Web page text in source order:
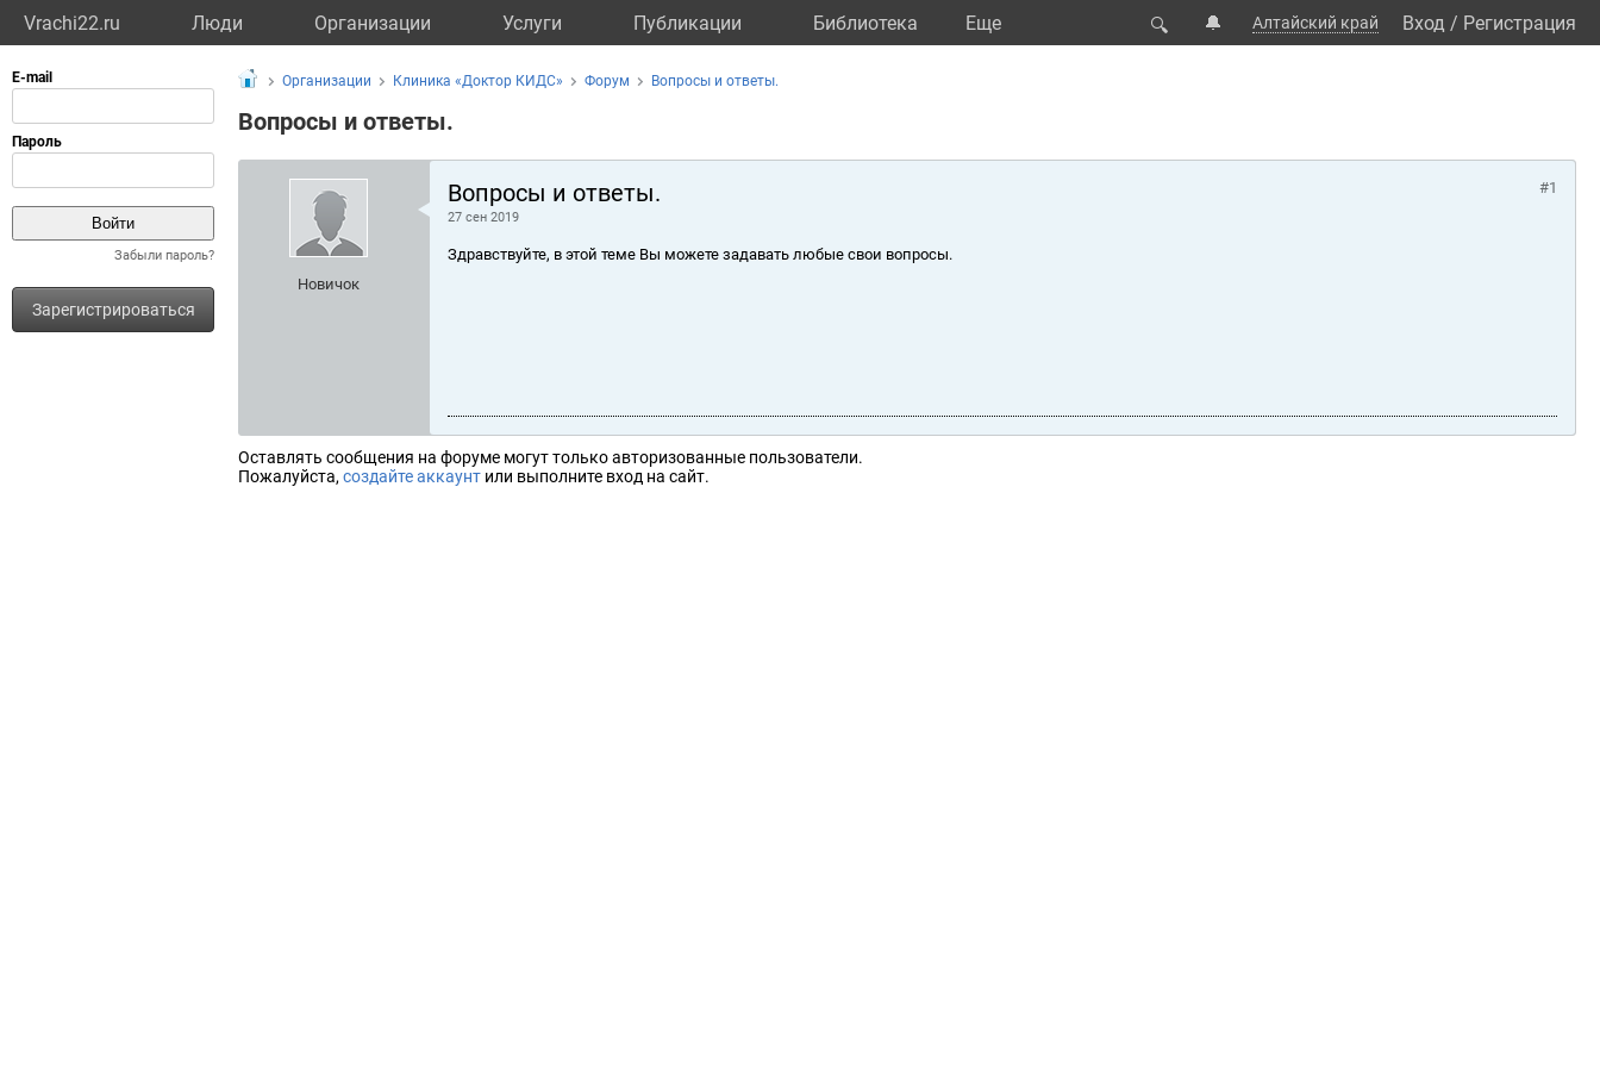
Vrachi22.ru Люди Организации Услуги Публикации Библиотека Eще 🔍 🔔 Алтайский край Вход / Регистрация
Забыли пароль?
Зарегистрироваться
Организации Клиника «Доктор КИДС» Форум Вопросы и ответы.
Вопросы и ответы.
Новичок
Вопросы и ответы.
27 сен 2019
#1
Здравствуйте, в этой теме Вы можете задавать любые свои вопросы.
Оставлять сообщения на форуме могут только авторизованные пользователи.
Пожалуйста, создайте аккаунт или выполните вход на сайт.